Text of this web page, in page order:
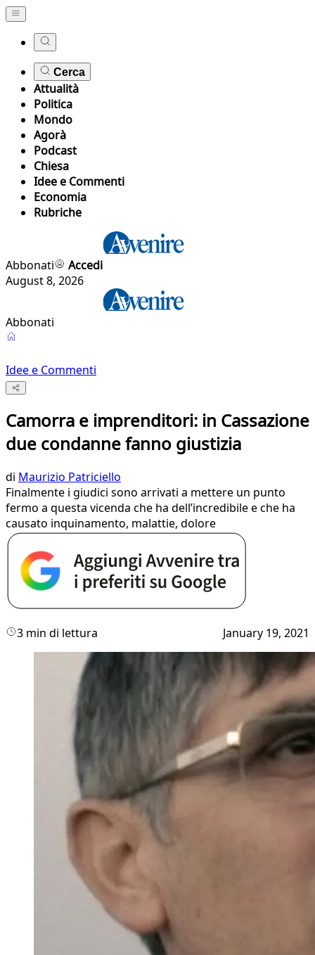
Cerca
Attualità
Politica
Mondo
Agorà
Podcast
Chiesa
Idee e Commenti
Economia
Rubriche
Abbonati
Accedi
August 8, 2026
Abbonati
Idee e Commenti
Camorra e imprenditori: in Cassazione
due condanne fanno giustizia
di Maurizio Patriciello
Finalmente i giudici sono arrivati a mettere un punto
fermo a questa vicenda che ha dell’incredibile e che ha
causato inquinamento, malattie, dolore
3 min di lettura January 19, 2021